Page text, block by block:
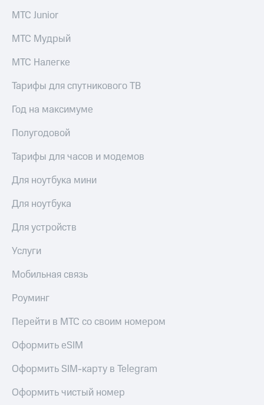
акций
Описание
Программа
Порядок
акций
Рынок
Еврооблигации-2023
о
именных
облигаций
Другое
развитие
этика
На главную
МТС Junior
МТС Мудрый
МТС Налегке
Тарифы для спутникового ТВ
Год на максимуме
Полугодовой
Тарифы для часов и модемов
Для ноутбука мини
Для ноутбука
Для устройств
Услуги
Мобильная связь
Роуминг
Перейти в МТС со своим номером
Оформить eSIM
Оформить SIM-карту в Telegram
Оформить чистый номер